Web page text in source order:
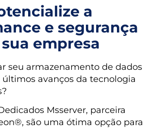
a
e segurança
empresa
seu armazenamento de dados
avanços da tecnologia
Msserver, parceira
são uma ótima opção para